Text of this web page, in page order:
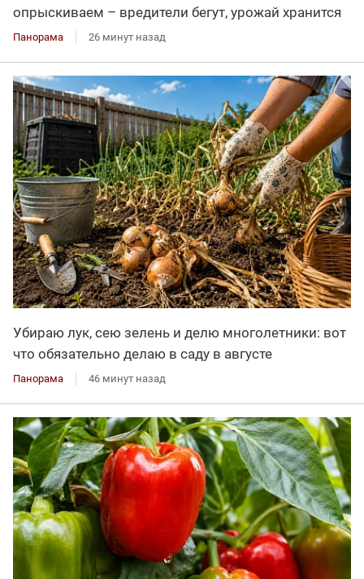
опрыскиваем – вредители бегут, урожай хранится
Панорама 26 минут назад
Убираю лук, сею зелень и делю многолетники: вот
что обязательно делаю в саду в августе
Панорама 46 минут назад